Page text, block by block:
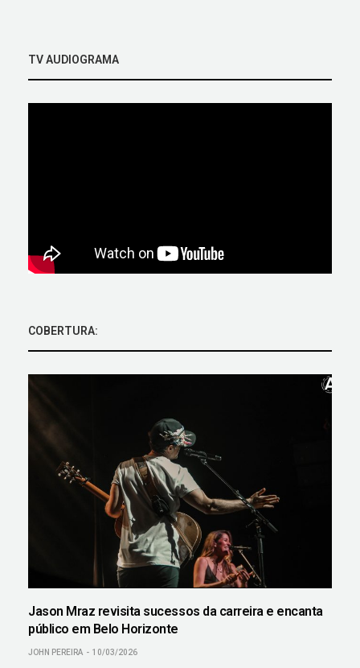
TV AUDIOGRAMA
COBERTURA:
Jason Mraz revisita sucessos da carreira e encanta
público em Belo Horizonte
JOHN PEREIRA 10/03/2026